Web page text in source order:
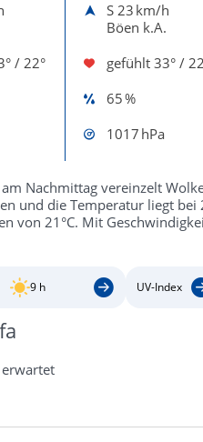
S 23 km/h
Böen k.A.
/ 22° gefühlt 33° /
65 %
1017 hPa
Nachmittag vereinzelt
und die Temperatur liegt bei
von 21°C. Mit
9 h UV-Index